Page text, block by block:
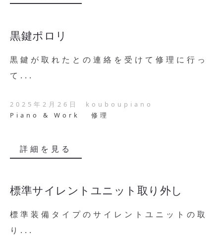
黒鍵ポロリ
黒鍵が取れたとの連絡を受けて修理に行っ
て...
2025年2月26日
kouboupiano
Piano & Work
修理
詳細を見る
標準サイレントユニット取り外し
標準装備タイプのサイレントユニットの取
り...